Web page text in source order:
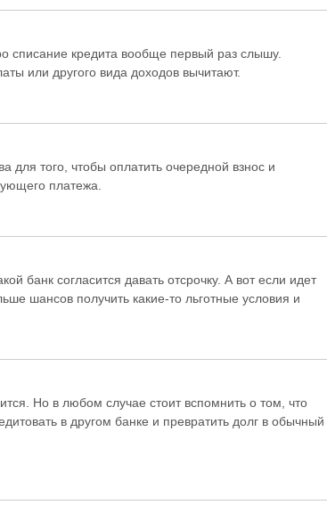
списание кредита вообще первый раз слышу.
или другого вида доходов вычитают.
для того, чтобы оплатить очередной взнос и
платежа.
банк согласится давать отсрочку. А вот если идет
шансов получить какие-то льготные условия и
Но в любом случае стоит вспомнить о том, что
в другом банке и превратить долг в обычный